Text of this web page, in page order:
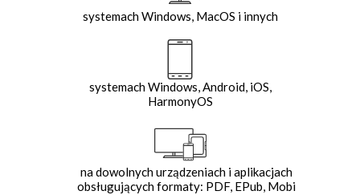
systemach Windows, MacOS i innych
systemach Windows, Android, iOS,
HarmonyOS
na dowolnych urządzeniach i aplikacjach
obsługujących formaty: PDF, EPub, Mobi